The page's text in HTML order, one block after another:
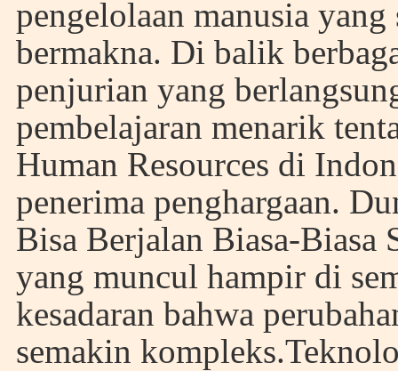
pengelolaan manusia
bermakna. Di balik
penjurian yang
pembelajaran menarik
Human Resources di
penerima penghargaan.
Bisa Berjalan Biasa-Biasa
yang muncul hampir di
kesadaran bahwa
semakin